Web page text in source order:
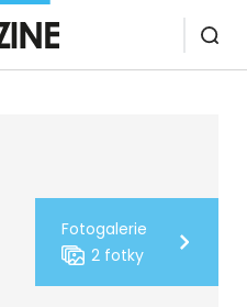
Fotogalerie
2 fotky